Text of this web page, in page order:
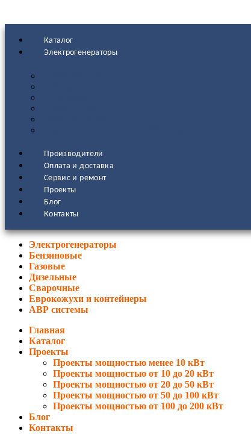
Каталог
Электрогенераторы
Производители
Оплата и доставка
Сервис и ремонт
Проекты
Блог
Контакты
Электрогенераторы
Бензиновые
Газовые
Дизельные
Сварочные
Еврокожухи и контейнеры
АВР системы
Главная
Каталог
Проекты
Проекты мощностью менее 10 кВт
Проекты мощностью от 10 до 20 кВт
Проекты мощностью от 20 до 50 кВт
Проекты мощностью от 50 до 100 кВт
Проекты мощностью от 100 до 200 кВт
Блог
Контакты